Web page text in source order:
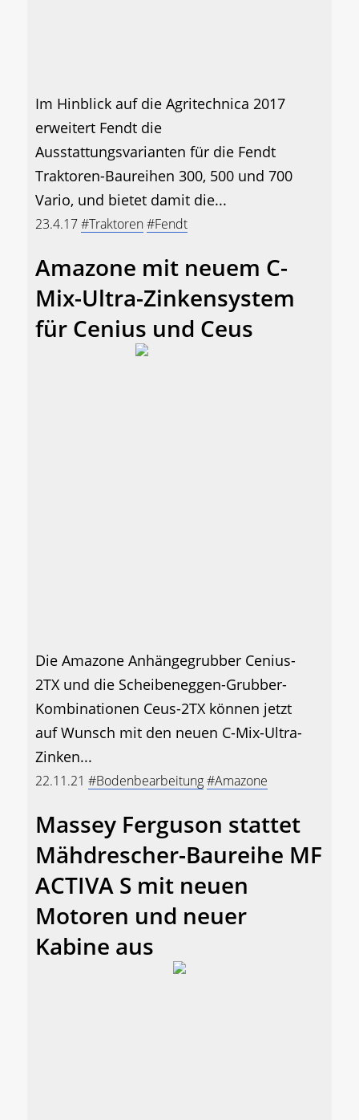
Im Hinblick auf die Agritechnica 2017
erweitert Fendt die
Ausstattungsvarianten für die Fendt
Traktoren-Baureihen 300, 500 und 700
Vario, und bietet damit die...
23.4.17#Traktoren#Fendt
Amazone mit neuem C-
Mix-Ultra-Zinkensystem
für Cenius und Ceus
Die Amazone Anhängegrubber Cenius-
2TX und die Scheibeneggen-Grubber-
Kombinationen Ceus-2TX können jetzt
auf Wunsch mit den neuen C-Mix-Ultra-
Zinken...
22.11.21 #Bodenbearbeitung#Amazone
Massey Ferguson stattet
Mähdrescher-Baureihe MF
ACTIVA S mit neuen
Motoren und neuer
Kabine aus